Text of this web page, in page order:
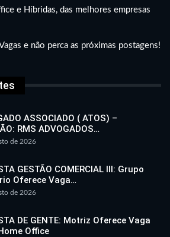
e Híbridas, das melhores empresas
e não perca as próximas postagens!
ASSOCIADO ( ATOS) –
RMS ADVOGADOS…
de 2026
GESTÃO COMERCIAL III: Grupo
Oferece Vaga…
de 2026
DE GENTE: Motriz Oferece Vaga
Office